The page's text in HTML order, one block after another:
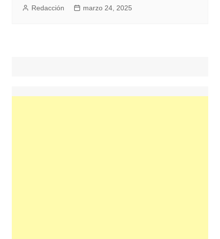
Redacción marzo 24, 2025